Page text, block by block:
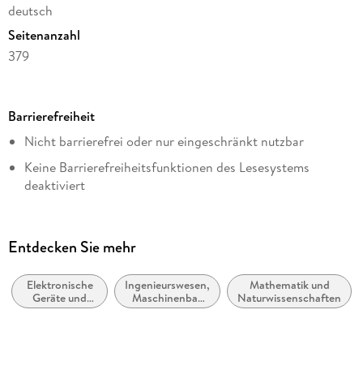
deutsch
Seitenanzahl
379
Reihe
Life Science and Basic Disciplines (German Language)
Autor/Autorin
Eberhard Spenke
Springer Berlin Heidelberg
mit Wasserzeichen versehen
Produktart
Barrierefreiheit
Nicht barrierefrei oder nur eingeschränkt nutzbar
Keine Barrierefreiheitsfunktionen des Lesesystems
deaktiviert
Entdecken Sie mehr
Elektronische
Geräte und
Materialien
Ingenieurswesen,
Maschinenbau
allgemein
Mathematik und
Naturwissenschaften